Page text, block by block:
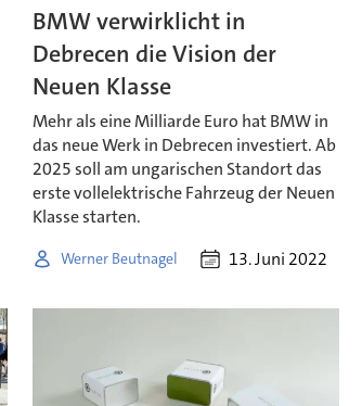
BMW verwirklicht in
Debrecen die Vision der
Neuen Klasse
Mehr als eine Milliarde Euro hat BMW in
das neue Werk in Debrecen investiert. Ab
2025 soll am ungarischen Standort das
erste vollelektrische Fahrzeug der Neuen
Klasse starten.
Werner Beutnagel 13. Juni 2022